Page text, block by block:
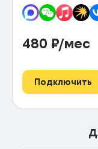
480 ₽/мес
Подключить